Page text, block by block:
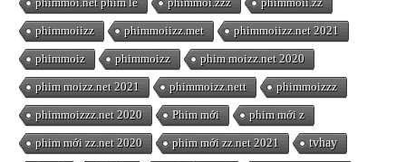
phimmoiizz phimmoiizz.met phimmoiizz.net 2021
phimmoiz phimmoizz phim moizz.net 2020
phim moizz.net 2021 phimmoizz.nett phimmoizzz
phimmoizzz.net 2020 Phim mới phim mới z
phim mới zz.net 2020 phim mới zz.net 2021 tvhay